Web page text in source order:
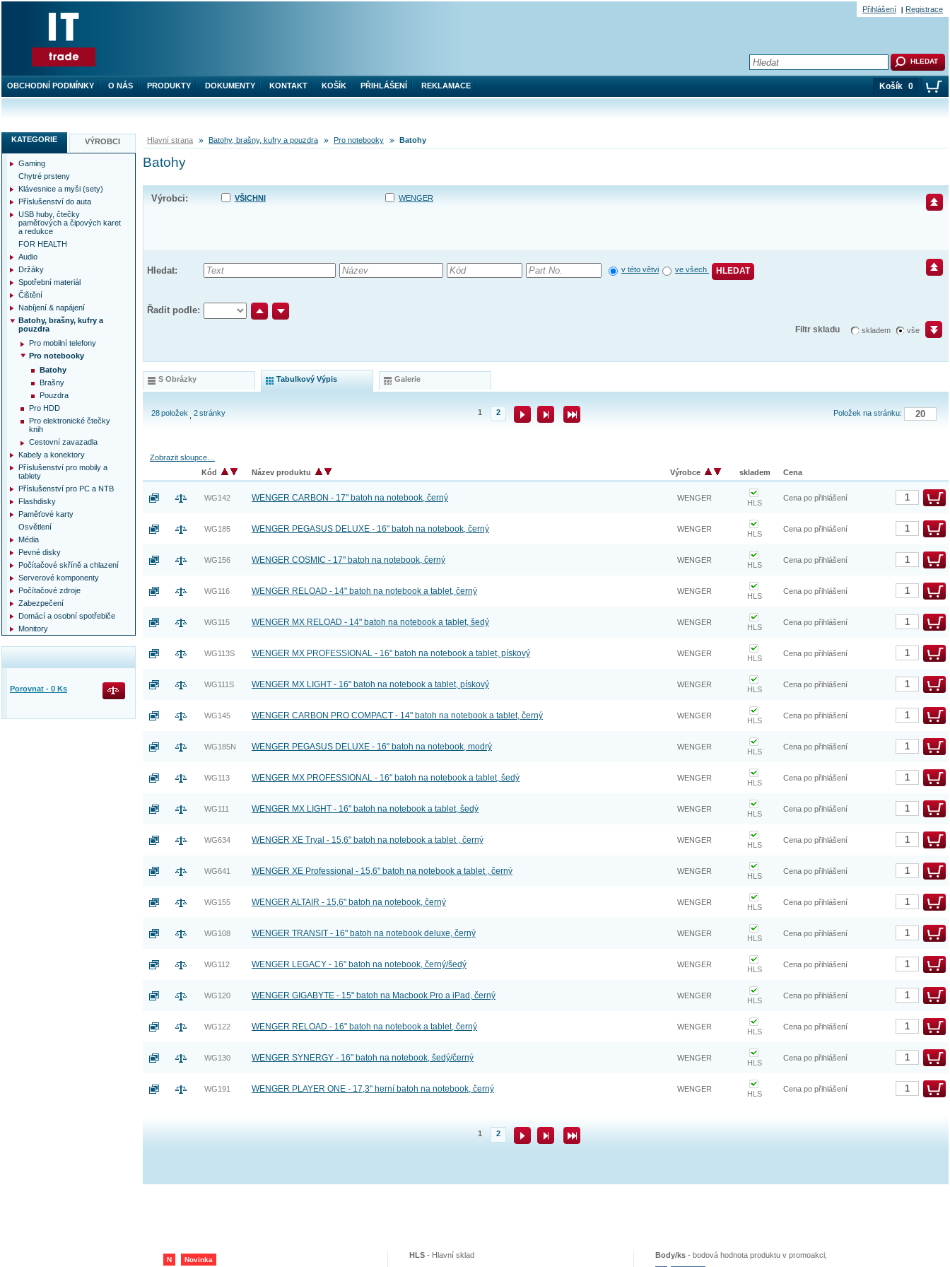
Hlavní strana Batohy, brašny, kufry a pouzdra Pro notebooky Batohy
Batohy
Výrobci: VŠICHNI WENGER
Hledat: v této větvi ve všech HLEDAT
Řadit podle:
Filtr skladu skladem vše
S Obrázky Tabulkový Výpis Galerie
Položek na stránku:
28položek 2stránky 1 2
Zobrazit sloupce…
Kód
Název produktu Výrobce skladem Cena
WG142 WENGER CARBON - 17" batoh na notebook, černý WENGER
HLS
Cena po přihlášení
WG185 WENGER PEGASUS DELUXE - 16" batoh na notebook, černý WENGER
HLS
Cena po přihlášení
WG156 WENGER COSMIC - 17" batoh na notebook, černý WENGER
HLS
Cena po přihlášení
WG116 WENGER RELOAD - 14" batoh na notebook a tablet, černý WENGER
HLS
Cena po přihlášení
WG115 WENGER MX RELOAD - 14" batoh na notebook a tablet, šedý WENGER
HLS
Cena po přihlášení
WG113S WENGER MX PROFESSIONAL - 16" batoh na notebook a tablet, pískový WENGER
HLS
Cena po přihlášení
WG111S WENGER MX LIGHT - 16" batoh na notebook a tablet, pískový WENGER
HLS
Cena po přihlášení
WG145 WENGER CARBON PRO COMPACT - 14" batoh na notebook a tablet, černý WENGER
HLS
Cena po přihlášení
WG185N WENGER PEGASUS DELUXE - 16" batoh na notebook, modrý WENGER
HLS
Cena po přihlášení
WG113 WENGER MX PROFESSIONAL - 16" batoh na notebook a tablet, šedý WENGER
HLS
Cena po přihlášení
WG111 WENGER MX LIGHT - 16" batoh na notebook a tablet, šedý WENGER
HLS
Cena po přihlášení
WG634 WENGER XE Tryal - 15,6" batoh na notebook a tablet , černý WENGER
HLS
Cena po přihlášení
WG641 WENGER XE Professional - 15,6" batoh na notebook a tablet , černý WENGER
HLS
Cena po přihlášení
WG155 WENGER ALTAIR - 15,6" batoh na notebook, černý WENGER
HLS
Cena po přihlášení
WG108 WENGER TRANSIT - 16" batoh na notebook deluxe, černý WENGER
HLS
Cena po přihlášení
WG112 WENGER LEGACY - 16" batoh na notebook, černý/šedý WENGER
HLS
Cena po přihlášení
WG120 WENGER GIGABYTE - 15" batoh na Macbook Pro a iPad, černý WENGER
HLS
Cena po přihlášení
WG122 WENGER RELOAD - 16" batoh na notebook a tablet, černý WENGER
HLS
Cena po přihlášení
WG130 WENGER SYNERGY - 16" batoh na notebook, šedý/černý WENGER
HLS
Cena po přihlášení
WG191 WENGER PLAYER ONE - 17,3" herní batoh na notebook, černý WENGER
HLS
Cena po přihlášení
1 2
N Novinka
HLS - Hlavní sklad Body/ks -bodová hodnota produktu v promoakci;
KATEGORIE VÝROBCI
Gaming
Chytré prsteny
Klávesnice a myši (sety)
Příslušenství do auta
USB huby, čtečky
paměťových a čipových karet
a redukce
FOR HEALTH
Audio
Držáky
Spotřební materiál
Čištění
Nabíjení & napájení
Batohy, brašny, kufry a
pouzdra
Pro mobilní telefony
Pro notebooky
Batohy
Brašny
Pouzdra
Pro HDD
Pro elektronické čtečky
knih
Cestovní zavazadla
Kabely a konektory
Příslušenství pro mobily a
tablety
Příslušenství pro PC a NTB
Flashdisky
Paměťové karty
Osvětlení
Média
Pevné disky
Počítačové skříně a chlazení
Serverové komponenty
Počítačové zdroje
Zabezpečení
Domácí a osobní spotřebiče
Monitory
Porovnat - 0 Ks
OBCHODNÍ PODMÍNKY O NÁS PRODUKTY DOKUMENTY KONTAKT KOŠÍK PŘIHLÁŠENÍ REKLAMACE Košík 0
Přihlášení Registrace